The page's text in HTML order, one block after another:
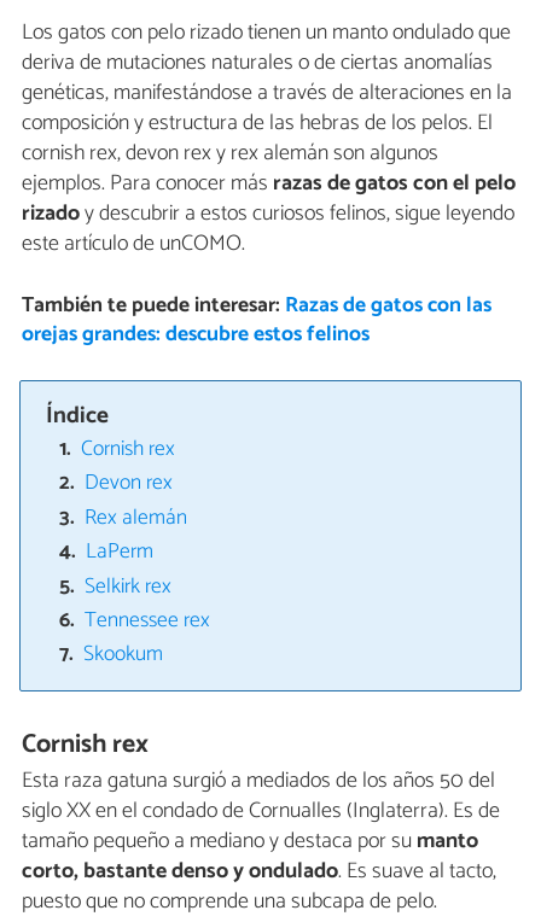
Los gatos con pelo rizado tienen un manto ondulado que
deriva de mutaciones naturales o de ciertas anomalías
genéticas, manifestándose a través de alteraciones en la
composición y estructura de las hebras de los pelos. El
cornish rex, devon rex y rex alemán son algunos
ejemplos. Para conocer más razas de gatos con el pelo
rizadoy descubrir a estos curiosos felinos, sigue leyendo
este artículo de unCOMO.
También te puede interesar: Razas de gatos con las
orejas grandes: descubre estos felinos
Índice
Cornish rex
Devon rex
Rex alemán
LaPerm
Selkirk rex
Tennessee rex
Skookum
Cornish rex
Esta raza gatuna surgió a mediados de los años 50 del
siglo XX en el condado de Cornualles (Inglaterra). Es de
tamaño pequeño a mediano y destaca por sumanto
corto, bastante denso y ondulado. Es suave al tacto,
puesto que no comprende una subcapa de pelo.